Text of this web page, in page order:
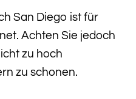
San Diego ist für
Achten Sie jedoch
zu hoch
zu schonen.